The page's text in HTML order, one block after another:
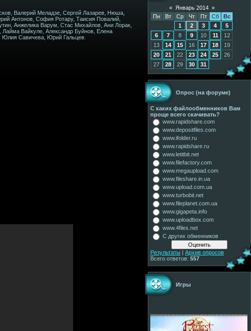
Валерий Меладзе, Сергей Лазарев, Нюша,
Антонов, София Ротару, Таисия Повалий,
Анжелика Варум, Стас Михайлов, Ани Лорак,
Вайкуле, Александр Буйнов, Елена
Юлия Савичева, Юрий Гальцев.
« Январь 2014 »
Пн
Вт Ср Чт Пт Сб
Вс
1
2 3 4
5
6
7 8 9 10 11
12
13
14 15 16 17 18
19
20
21 22 23 24 25
26
27
28 29 30 31
Опрос (на форуме)
С каких файлообменников Вам
проще всего скачивать?
www.rapidshare.com
www.depositfiles.com
www.ifolder.ru
www.rapidshare.ru
www.letitbit.net
www.filefactory.com
www.megaupload.com
www.fileshare.in.ua
www.upload.com.ua
www.turbobit.net
www.fileplanet.com.ua
www.gigapeta.info
www.uploadbox.com
www.4files.net
С других обменников
Результаты | Архив опросов
Всего ответов: 557
Игры